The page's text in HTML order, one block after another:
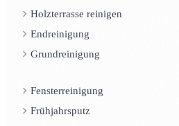
Holzterrasse reinigen
Endreinigung
Grundreinigung
Fensterreinigung
Frühjahrsputz